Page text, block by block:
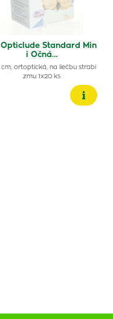
Opticlude Standard Min
i Očná…
cm, ortoptická, na liečbu strabi
zmu 1x20 ks